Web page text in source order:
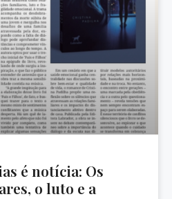
é notícia: Os
o luto e a